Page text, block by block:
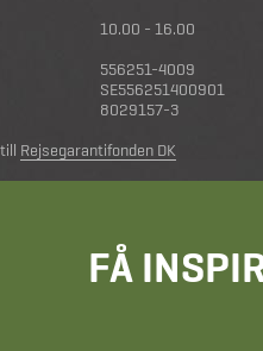
10.00 - 16.00
556251-4009
SE556251400901
8029157-3
Rejsegarantifonden DK
FÅ